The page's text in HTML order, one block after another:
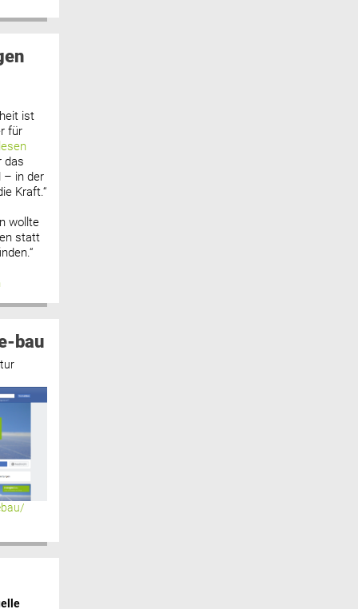
ist
für
lesen
das
– in der
Kraft.“
wollte
statt
bau